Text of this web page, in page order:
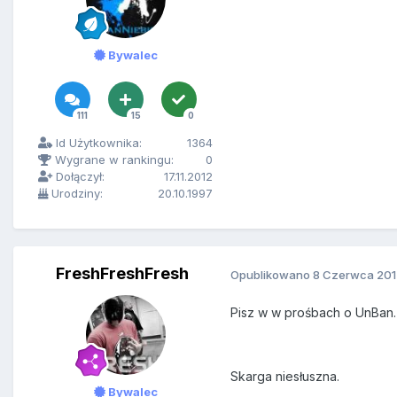
Bywalec
111 15 0
Id Użytkownika:
1364
Wygrane w rankingu:
0
Dołączył:
17.11.2012
Urodziny:
20.10.1997
FreshFreshFresh
Bywalec
Opublikowano 8 Czerwca
Pisz w w prośbach o UnBan.
Skarga niesłuszna.